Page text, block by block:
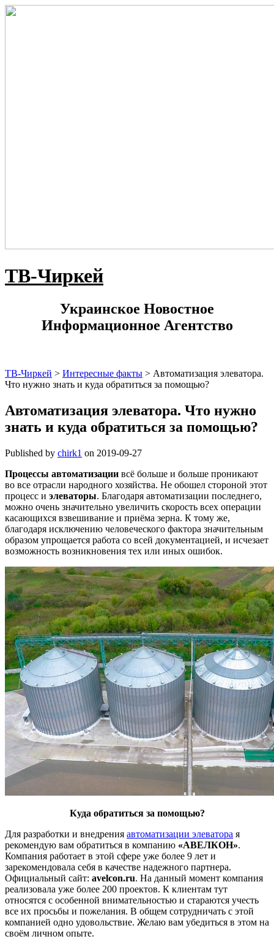
ТВ-Чиркей
Украинское Новостное
Информационное Агентство
ТВ-Чиркей > Интересные факты > Автоматизация элеватора.
Что нужно знать и куда обратиться за помощью?
Автоматизация элеватора. Что нужно
знать и куда обратиться за помощью?
Published by chirk1 on 2019-09-27
Процессы автоматизации всё больше и больше проникают
во все отрасли народного хозяйства. Не обошел стороной этот
процесс и элеваторы. Благодаря автоматизации последнего,
можно очень значительно увеличить скорость всех операции
касающихся взвешивание и приёма зерна. К тому же,
благодаря исключению человеческого фактора значительным
образом упрощается работа со всей документацией, и исчезает
возможность возникновения тех или иных ошибок.
Куда обратиться за помощью?
Для разработки и внедрения автоматизации элеватора я
рекомендую вам обратиться в компанию «АВЕЛКОН».
Компания работает в этой сфере уже более 9 лет и
зарекомендовала себя в качестве надежного партнера.
Официальный сайт: avelcon.ru. На данный момент компания
реализовала уже более 200 проектов. К клиентам тут
относятся с особенной внимательностью и стараются учесть
все их просьбы и пожелания. В общем сотрудничать с этой
компанией одно удовольствие. Желаю вам убедиться в этом на
своём личном опыте.